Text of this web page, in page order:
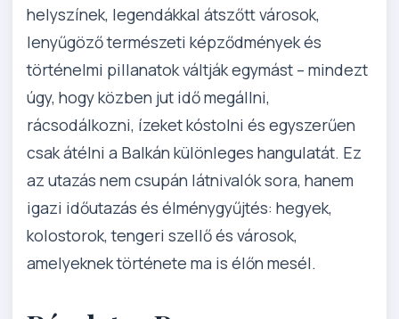
helyszínek, legendákkal átszőtt városok,
lenyűgöző természeti képződmények és
történelmi pillanatok váltják egymást – mindezt
úgy, hogy közben jut idő megállni,
rácsodálkozni, ízeket kóstolni és egyszerűen
csak átélni a Balkán különleges hangulatát. Ez
az utazás nem csupán látnivalók sora, hanem
igazi időutazás és élménygyűjtés: hegyek,
kolostorok, tengeri szellő és városok,
amelyeknek története ma is élőn mesél.